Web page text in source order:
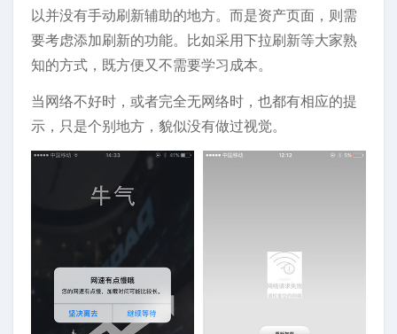
以并没有手动刷新辅助的地方。而是资产页面，则需
要考虑添加刷新的功能。比如采用下拉刷新等大家熟
知的方式，既方便又不需要学习成本。
当网络不好时，或者完全无网络时，也都有相应的提
示，只是个别地方，貌似没有做过视觉。